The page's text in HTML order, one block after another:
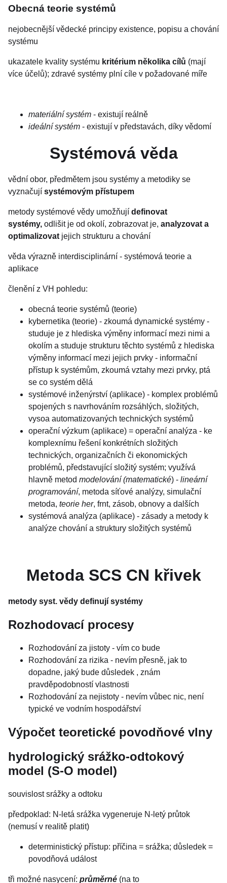
Obecná teorie systémů
nejobecnější vědecké principy existence, popisu a chování
systému
ukazatele kvality systému kritérium několika cílů (mají
více účelů); zdravé systémy plní cíle v požadované míře
materiální systém - existují reálně
ideální systém - existují v představách, díky vědomí
Systémová věda
vědní obor, předmětem jsou systémy a metodiky se
vyznačují systémovým přístupem
metody systémové vědy umožňují definovat
systémy, odlišit je od okolí, zobrazovat je, analyzovat a
optimalizovat jejich strukturu a chování
věda výrazně interdisciplinární - systémová teorie a
aplikace
členění z VH pohledu:
obecná teorie systémů (teorie)
kybernetika (teorie) - zkoumá dynamické systémy -
studuje je z hlediska výměny informací mezi nimi a
okolím a studuje strukturu těchto systémů z hlediska
výměny informací mezi jejich prvky - informační
přístup k systémům, zkoumá vztahy mezi prvky, ptá
se co systém dělá
systémové inženýrství (aplikace) - komplex problémů
spojených s navrhováním rozsáhlých, složitých,
vysoa automatizovaných technických systémů
operační výzkum (aplikace) = operační analýza - ke
komplexnímu řešení konkrétních složitých
technických, organizačních či ekonomických
problémů, představující složitý systém; využívá
hlavně metod modelování (matematické) - lineární
programování, metoda síťové analýzy, simulační
metoda, teorie her, frnt, zásob, obnovy a dalších
systémová analýza (aplikace) - zásady a metody k
analýze chování a struktury složitých systémů
Metoda SCS CN křivek
metody syst. vědy definují systémy
Rozhodovací procesy
Rozhodování za jistoty - vím co bude
Rozhodování za rizika - nevím přesně, jak to
dopadne, jaký bude důsledek , znám
pravděpodobností vlastnosti
Rozhodování za nejistoty - nevím vůbec nic, není
typické ve vodním hospodářství
Výpočet teoretické povodňové vlny
hydrologický srážko-odtokový
model (S-O model)
souvislost srážky a odtoku
předpoklad: N-letá srážka vygeneruje N-letý průtok
(nemusí v realitě platit)
deterministický přístup: příčina = srážka; důsledek =
povodňová událost
tři možné nasycení: průměrné (na to